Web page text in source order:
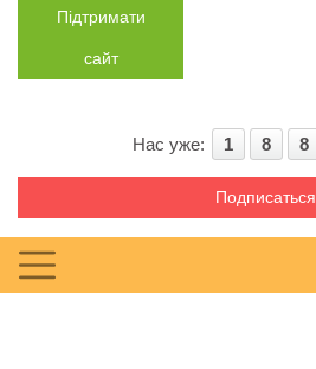
Підтримати
сайт
Нас уже: 1 8 8
Подписаться